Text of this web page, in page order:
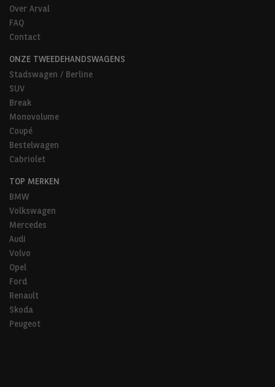
Over Arval
FAQ
Contact
ONZE TWEEDEHANDSWAGENS
Stadswagen / Berline
SUV
Break
Monovolume
Coupé
Bestelwagen
Cabriolet
TOP MERKEN
BMW
Volkswagen
Mercedes
Audi
Volvo
Opel
Ford
Renault
Skoda
Peugeot